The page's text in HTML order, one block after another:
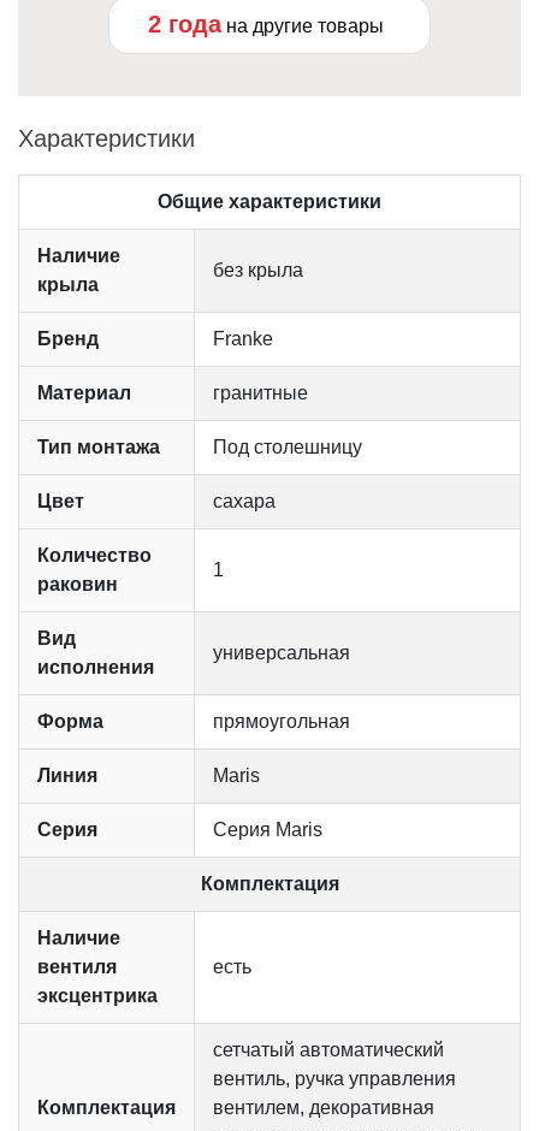
2 года на другие товары
Характеристики
Общие характеристики
Наличие
крыла
без крыла
Бренд Franke
Материал гранитные
Тип монтажа Под столешницу
Цвет сахара
Количество
раковин
1
Вид
исполнения
универсальная
Форма прямоугольная
Линия Maris
Серия Серия Maris
Комплектация
Наличие
вентиля
эксцентрика
есть
Комплектация
сетчатый автоматический
вентиль, ручка управления
вентилем, декоративная